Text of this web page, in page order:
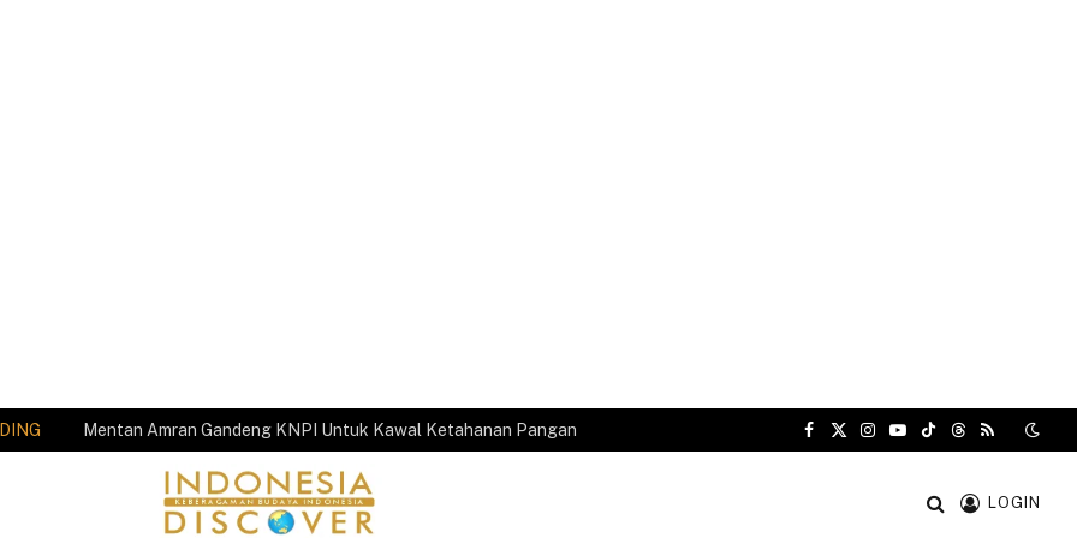
Mentan Amran Gandeng KNPI Untuk Kawal Ketahanan Pangan
Facebook
X
Instagram
YouTube
TikTokThreads
RSS
LOGIN